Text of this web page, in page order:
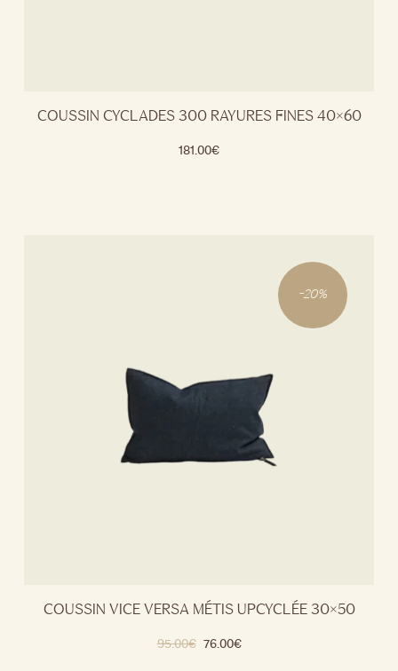
COUSSIN CYCLADES 300 RAYURES FINES 40×60
181.00€
-20%
COUSSIN VICE VERSA MÉTIS UPCYCLÉE 30×50
95.00€ 76.00€